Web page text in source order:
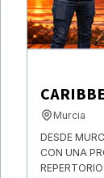
Murcia
DESDE
CON UNA